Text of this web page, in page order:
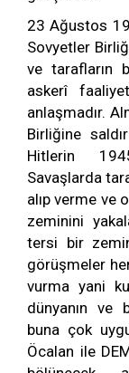
23 Ağustos
Sovyetler
ve tarafların
askerî
anlaşmadır.
Birliğine
Hitlerin
Savaşlarda
alıp verme ve
zeminini
tersi bir
görüşmeler
vurma yani
dünyanın ve
buna çok
Öcalan ile